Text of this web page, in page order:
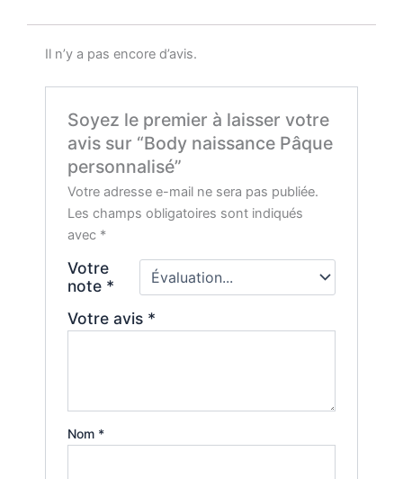
Il n’y a pas encore d’avis.
Soyez le premier à laisser votre
avis sur “Body naissance Pâque
personnalisé”
Votre adresse e-mail ne sera pas publiée.
Les champs obligatoires sont indiqués
avec *
Votre
note *
Votre avis *
Nom *